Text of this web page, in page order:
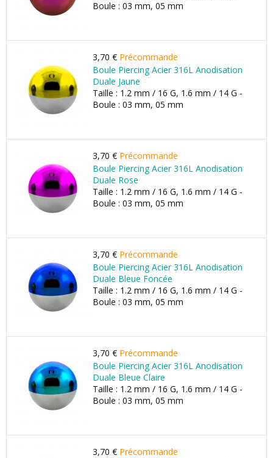
Boule : 03 mm, 05 mm
3,70 € Précommande
Boule Piercing Acier 316L Anodisation
Duale Jaune
Taille : 1.2 mm / 16 G, 1.6 mm / 14 G -
Boule : 03 mm, 05 mm
3,70 € Précommande
Boule Piercing Acier 316L Anodisation
Duale Rose
Taille : 1.2 mm / 16 G, 1.6 mm / 14 G -
Boule : 03 mm, 05 mm
3,70 € Précommande
Boule Piercing Acier 316L Anodisation
Duale Bleue Foncée
Taille : 1.2 mm / 16 G, 1.6 mm / 14 G -
Boule : 03 mm, 05 mm
3,70 € Précommande
Boule Piercing Acier 316L Anodisation
Duale Bleue Claire
Taille : 1.2 mm / 16 G, 1.6 mm / 14 G -
Boule : 03 mm, 05 mm
3,70 € Précommande